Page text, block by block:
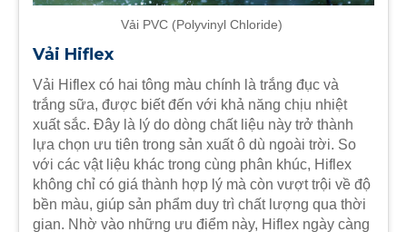
Vải PVC (Polyvinyl Chloride)
Vải Hiflex
Vải Hiflex có hai tông màu chính là trắng đục và
trắng sữa, được biết đến với khả năng chịu nhiệt
xuất sắc. Đây là lý do dòng chất liệu này trở thành
lựa chọn ưu tiên trong sản xuất ô dù ngoài trời. So
với các vật liệu khác trong cùng phân khúc, Hiflex
không chỉ có giá thành hợp lý mà còn vượt trội về độ
bền màu, giúp sản phẩm duy trì chất lượng qua thời
gian. Nhờ vào những ưu điểm này, Hiflex ngày càng